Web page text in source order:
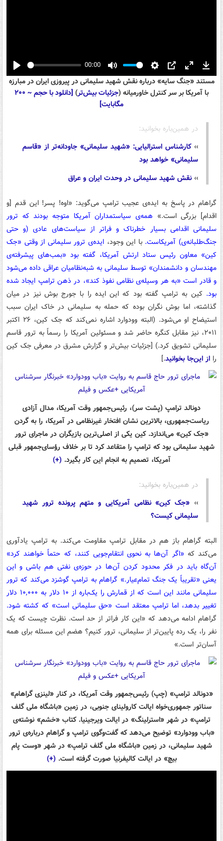
Play
00:00
Mute Settings
PIP Enter
fullscreen
مستند «جنگ سایه» درباره نقش شهید سلیمانی در پیروزی ایران در مبارزه
با آمریکا بر سر کنترل خاورمیانه (جزئیات بیش‌تر)
[دانلود با حجم ~ ۲۰۰
مگابایت]
در همین‌باره بخوانید:
›› کارشناس استرالیایی: «شهید سلیمانی» جاودانه‌تر از «قاسم
سلیمانی» خواهد بود
›› نقش شهید سلیمانی در وحدت ایران و عراق
گراهام در پاسخ به ایده‌ی عجیب ترامپ می‌گوید: «اوه! پسر! این قدم [و
اقدام] بزرگی است.» همه‌ی سیاستمداران آمریکا متوجه بودند که ترور
سلیمانی اقدامی بسیار خطرناک و فراتر از سیاست‌های عادی (و حتی
جنگ‌طلبانه‌ی) آمریکاست. با این وجود، ایده‌ی ترور سلیمانی از وقتی «جک
کین» معاون رئیس ستاد ارتش آمریکا، گفته بود «بمب‌های پیشرفته‌ی
مهندسان و دانشمندان» توسط سلیمانی به شبه‌نظامیان عراقی داده می‌شود
و قادر است «به هر وسیله‌ی نظامی نفوذ کند»، در ذهن ترامپ ایجاد شده
بود. کین به ترامپ گفته بود که این ایده را با جورج بوش نیز در میان
گذاشته، اما بوش نگران بوده که حمله به سلیمانی در خاک ایران سبب
استیضاح او می‌شود. (البته وودوارد اشاره نمی‌کند که جک کین، ۲۶ اکتبر
۲۰۱۱، نیز مقابل کنگره حاضر شد و مسئولین آمریکا را رسماً به ترور قاسم
سلیمانی تشویق کرد.) [جزئیات بیش‌تر و گزارش مشرق در معرفی جک کین
را از این‌جا بخوانید.]
دونالد ترامپ (پشت سر)، رئیس‌جمهور وقت آمریکا، مدال آزادی
ریاست‌جمهوری، بالاترین نشان افتخار غیرنظامی در آمریکا، را به گردن
«جک کین» می‌اندازد. کین یکی از اصلی‌ترین بازیگران در ماجرای ترور
شهید سلیمانی بود که ترامپ را متقاعد کرد تا بر خلاف رؤسای‌جمهور قبلی
آمریکا، تصمیم به انجام این کار بگیرد.(+)
در همین‌باره بخوانید:
›› «جک کین» نظامی آمریکایی و متهم پرونده ترور شهید
سلیمانی کیست؟
البته گراهام باز هم در مقابل ترامپ مقاومت می‌کند. به ترامپ یادآوری
می‌کند که «اگر آن‌ها به نحوی انتقام‌جویی کنند، که حتماً خواهند کرد»
آن‌گاه باید در فکر محدود کردن آن‌ها در حوزه‌ی نفتی هم باشی و این
یعنی «تقریباً یک جنگ تمام‌عیار.» گراهام به ترامپ گوشزد می‌کند که ترور
سلیمانی مانند این است که از قمارش را یک‌باره از ۱۰ دلار به ۱۰,۰۰۰ دلار
تغییر بدهد، اما ترامپ معتقد است «حق سلیمانی است» که کشته شود.
گراهام ادامه می‌دهد که «این کار فراتر از حد است. نظرت چیست که یک
نفر را، یک رده پایین‌تر از سلیمانی، ترور کنیم؟ هضم این مسئله برای همه
آسان‌تر است.»
«دونالد ترامپ» (چپ) رئیس‌جمهور وقت آمریکا، در کنار «لینزی گراهام»
سناتور جمهوری‌خواه ایالت کارولینای جنوبی، در زمین «باشگاه ملی گلف
ترامپ» در شهر «استرلینگ» در ایالت ویرجینیا. کتاب «خشم» نوشته‌ی
«باب وودوارد» توضیح می‌دهد که گفت‌وگوی ترامپ و گراهام درباره‌ی ترور
شهید سلیمانی، در زمین «باشگاه ملی گلف ترامپ» در شهر «وست پام
بیچ» در ایالت کالیفرنیا صورت گرفته است.(+)